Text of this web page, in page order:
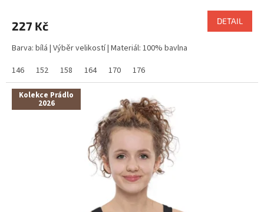
227 Kč DETAIL
Barva: bílá | Výběr velikostí | Materiál: 100% bavlna
146
152 158 164 170 176
Kolekce Prádlo
2026